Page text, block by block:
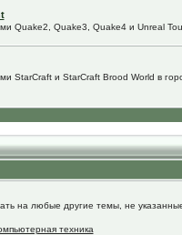
Quake2, Quake3, Quake4 и Unreal
StarCraft и StarCraft Brood World в
на любые другие темы, не
техника